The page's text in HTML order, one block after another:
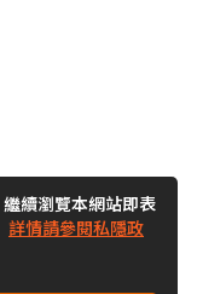
續瀏覽本網站即表
詳情請參閱私隱政